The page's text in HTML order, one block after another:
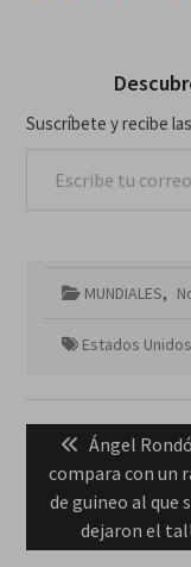
Suscríbete y recibe
MUNDIALES,
Estados Unidos
Navegación
entradas
Previous
post:
Ángel
compara con un
de guineo al que
dejaron el